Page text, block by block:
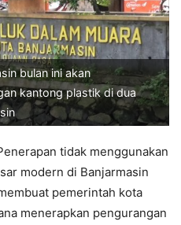
bulan ini akan
kantong plastik di dua
tidak menggunakan
modern di Banjarmasin
pemerintah kota
menerapkan pengurangan